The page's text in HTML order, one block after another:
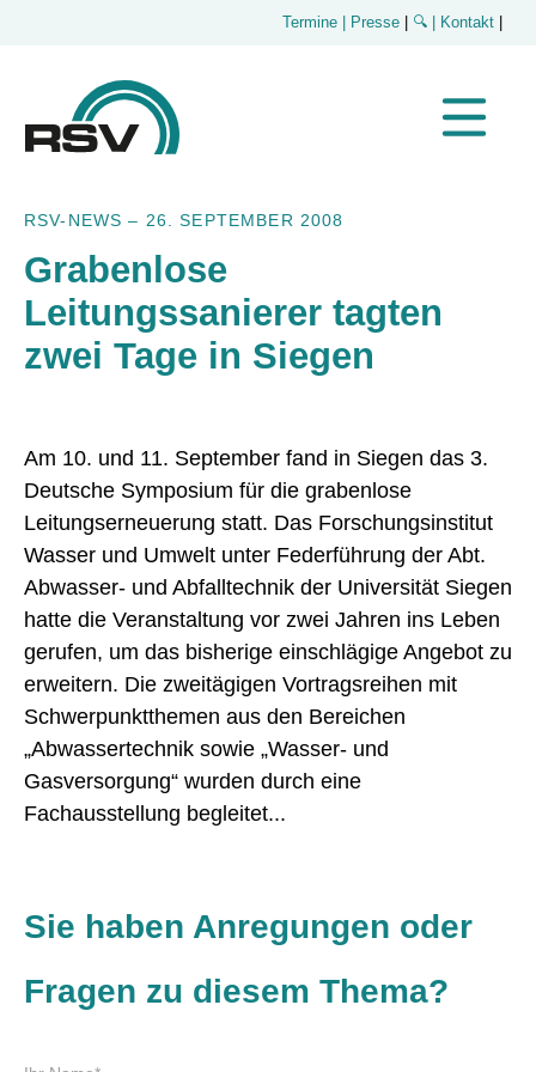
Termine | Presse 🔍 | Kontakt
RSV-NEWS – 26. SEPTEMBER 2008
Grabenlose
Leitungssanierer tagten
zwei Tage in Siegen
Am 10. und 11. September fand in Siegen das 3.
Deutsche Symposium für die grabenlose
Leitungserneuerung statt. Das Forschungsinstitut
Wasser und Umwelt unter Federführung der Abt.
Abwasser- und Abfalltechnik der Universität Siegen
hatte die Veranstaltung vor zwei Jahren ins Leben
gerufen, um das bisherige einschlägige Angebot zu
erweitern. Die zweitägigen Vortragsreihen mit
Schwerpunktthemen aus den Bereichen
„Abwassertechnik sowie „Wasser- und
Gasversorgung“ wurden durch eine
Fachausstellung begleitet...
Sie haben Anregungen oder
Fragen zu diesem Thema?
P